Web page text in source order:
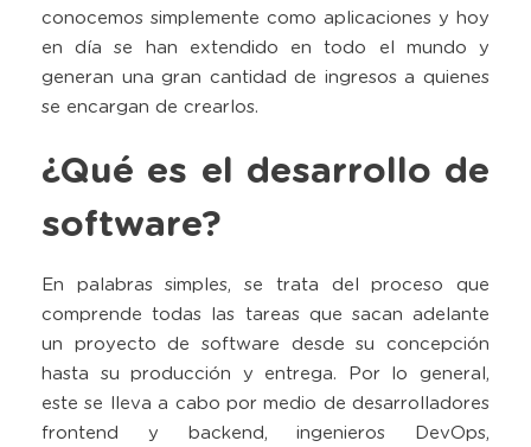
conocemos simplemente como aplicaciones y hoy
en día se han extendido en todo el mundo y
generan una gran cantidad de ingresos a quienes
se encargan de crearlos.
¿Qué es el desarrollo de
software?
En palabras simples, se trata del proceso que
comprende todas las tareas que sacan adelante
un proyecto de software desde su concepción
hasta su producción y entrega. Por lo general,
este se lleva a cabo por medio de desarrolladores
frontend y backend, ingenieros DevOps,